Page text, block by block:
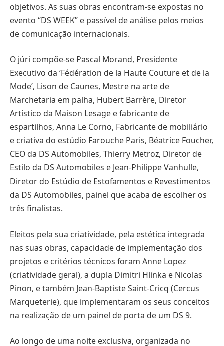
objetivos. As suas obras encontram-se expostas no
evento “DS WEEK” e passível de análise pelos meios
de comunicação internacionais.
O júri compõe-se Pascal Morand, Presidente
Executivo da ‘Fédération de la Haute Couture et de la
Mode’, Lison de Caunes, Mestre na arte de
Marchetaria em palha, Hubert Barrère, Diretor
Artístico da Maison Lesage e fabricante de
espartilhos, Anna Le Corno, Fabricante de mobiliário
e criativa do estúdio Farouche Paris, Béatrice Foucher,
CEO da DS Automobiles, Thierry Metroz, Diretor de
Estilo da DS Automobiles e Jean-Philippe Vanhulle,
Diretor do Estúdio de Estofamentos e Revestimentos
da DS Automobiles, painel que acaba de escolher os
três finalistas.
Eleitos pela sua criatividade, pela estética integrada
nas suas obras, capacidade de implementação dos
projetos e critérios técnicos foram Anne Lopez
(criatividade geral), a dupla Dimitri Hlinka e Nicolas
Pinon, e também Jean-Baptiste Saint-Cricq (Cercus
Marqueterie), que implementaram os seus conceitos
na realização de um painel de porta de um DS 9.
Ao longo de uma noite exclusiva, organizada no